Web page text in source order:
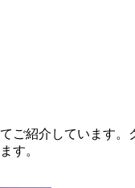
ご紹介しています。
す。